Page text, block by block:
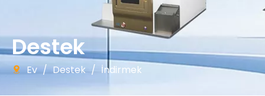
Destek
Ev / Destek / İndirmek